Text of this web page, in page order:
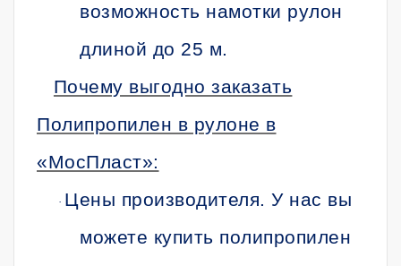
возможность намотки рулон
длиной до 25 м.
Почему выгодно заказать
Полипропилен в рулоне в
«МосПласт»:
· Цены производителя. У нас вы
можете купить полипропилен